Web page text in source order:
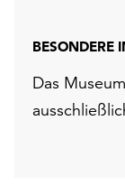
BESONDERE
Das